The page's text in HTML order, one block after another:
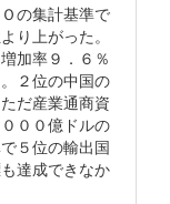
の集計基準で
り上がった。
加率９．６％
２位の中国の
だ産業通商資
００億ドルの
５位の輸出国
達成できなか